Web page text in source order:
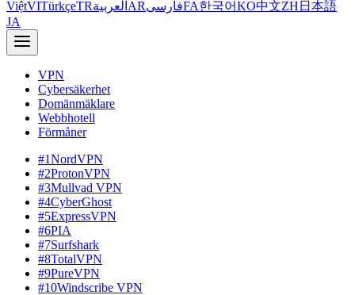
ViệtVITürkçeTRالعربية ARفارسیFA한국어KO中文ZH 日本語
JA
VPN
Cybersäkerhet
Domänmäklare
Webbhotell
Förmåner
#1NordVPN
#2ProtonVPN
#3Mullvad VPN
#4CyberGhost
#5ExpressVPN
#6PIA
#7Surfshark
#8TotalVPN
#9PureVPN
#10Windscribe VPN